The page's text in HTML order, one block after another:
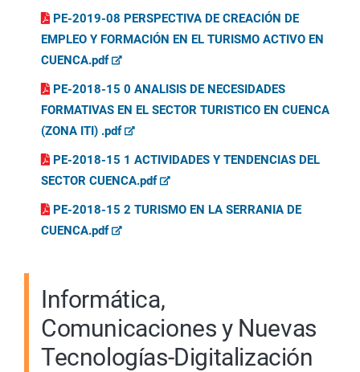
PE-2019-08 PERSPECTIVA DE CREACIÓN DE
EMPLEO Y FORMACIÓN EN EL TURISMO ACTIVO EN
CUENCA.pdf
PE-2018-15 0 ANALISIS DE NECESIDADES
FORMATIVAS EN EL SECTOR TURISTICO EN CUENCA
(ZONA ITI) .pdf
PE-2018-15 1 ACTIVIDADES Y TENDENCIAS DEL
SECTOR CUENCA.pdf
PE-2018-15 2 TURISMO EN LA SERRANIA DE
CUENCA.pdf
Informática,
Comunicaciones y Nuevas
Tecnologías-Digitalización